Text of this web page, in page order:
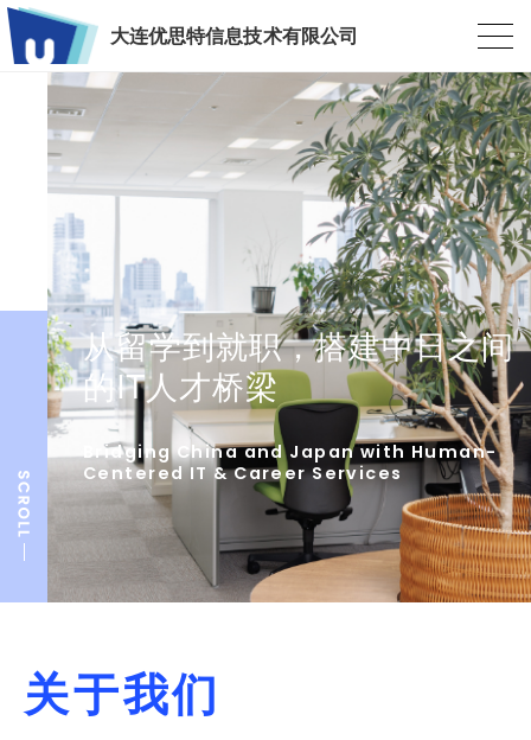
大连优思特信息技术有限公司
从留学到就职，搭建中日之间
的IT人才桥梁
Bridging China and Japan with Human-
Centered IT & Career Services
关于我们